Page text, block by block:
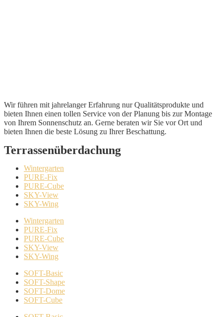
Wir führen mit jahrelanger Erfahrung nur Qualitätsprodukte und
bieten Ihnen einen tollen Service von der Planung bis zur Montage
von Ihrem Sonnenschutz an. Gerne beraten wir Sie vor Ort und
bieten Ihnen die beste Lösung zu Ihrer Beschattung.
Terrassenüberdachung
Wintergarten
PURE-Fix
PURE-Cube
SKY-View
SKY-Wing
Wintergarten
PURE-Fix
PURE-Cube
SKY-View
SKY-Wing
SOFT-Basic
SOFT-Shape
SOFT-Dome
SOFT-Cube